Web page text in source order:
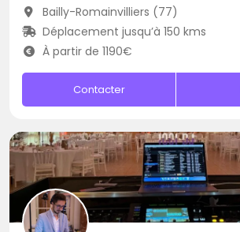
Bailly-Romainvilliers (77)
Déplacement jusqu’à 150 kms
À partir de 1190€
Contacter